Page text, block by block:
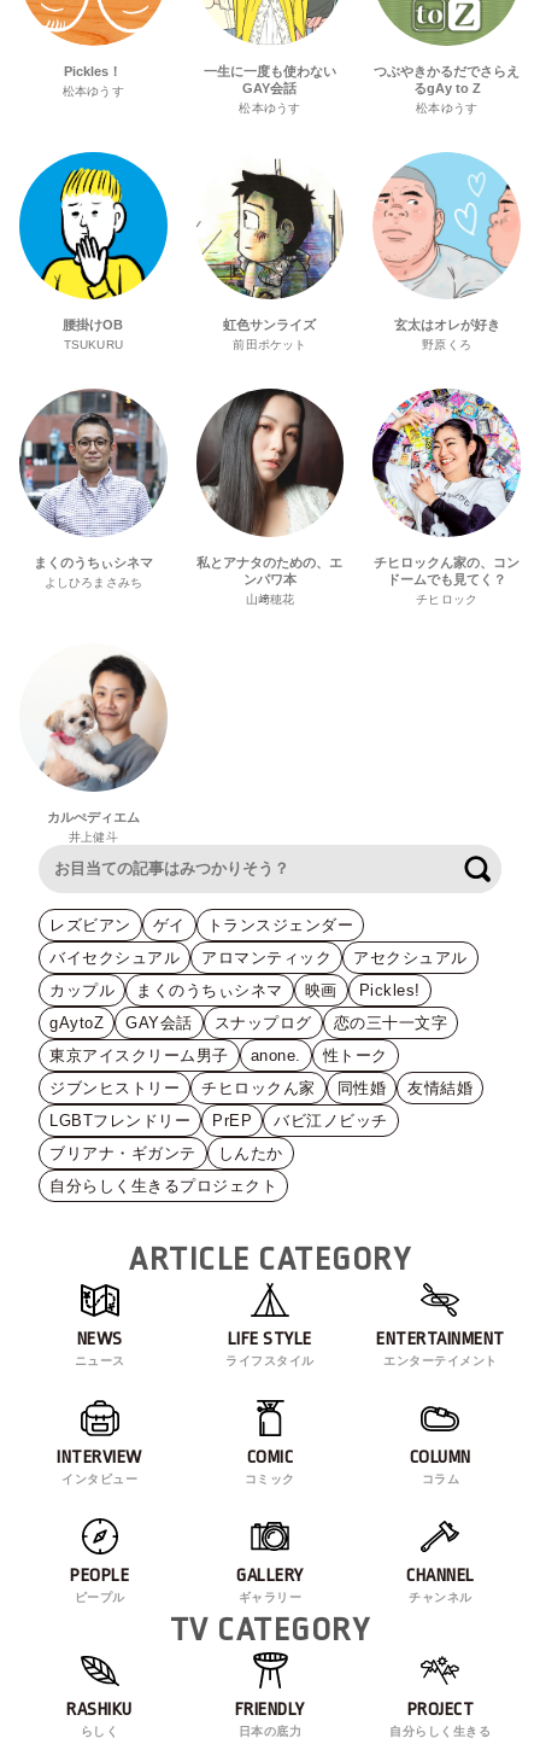
Pickles！
松本ゆうす
一生に一度も使わない
GAY会話
松本ゆうす
つぶやきかるだでさらえ
るgAy to Z
松本ゆうす
腰掛けOB
TSUKURU
虹色サンライズ
前田ポケット
玄太はオレが好き
野原くろ
まくのうちぃシネマ
よしひろまさみち
私とアナタのための、エ
ンパワ本
山﨑穂花
チヒロックん家の、コン
ドームでも見てく？
チヒロック
カルぺディエム
井上健斗
レズビアン ゲイ
トランスジェンダー
バイセクシュアル
アロマンティック
アセクシュアル
カップル
まくのうちぃシネマ 映画
Pickles!
gAytoZ
GAY会話 スナップログ
恋の三十一文字
東京アイスクリーム男子
anone.
性トーク
ジブンヒストリー
チヒロックん家 同性婚
友情結婚
LGBTフレンドリー
PrEP
バビ江ノビッチ
ブリアナ・ギガンテ
しんたか
自分らしく生きるプロジェクト
ARTICLE CATEGORY
NEWS
ニュース
LIFE STYLE
ライフスタイル
ENTERTAINMENT
エンターテイメント
INTERVIEW
インタビュー
COMIC
コミック
COLUMN
コラム
PEOPLE
ピープル
GALLERY
ギャラリー
CHANNEL
チャンネル
TV CATEGORY
RASHIKU
らしく
FRIENDLY
日本の底力
PROJECT
自分らしく生きる